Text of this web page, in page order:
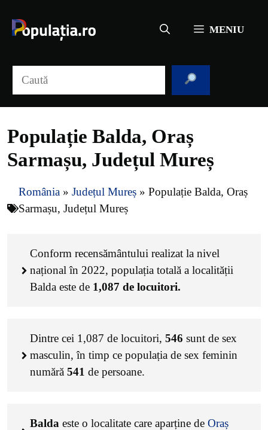
conținut
MENIU
Populație Balda, Oraș
Sarmașu, Județul Mureș
România » Județul Mureș » Populație Balda, Oraș
Sarmașu, Județul Mureș
Conform recensământului realizat la nivel
național în 2022, populația totală a localității
Balda este de 1,087 de locuitori.
Dintre cei 1,087 de locuitori, 546 sunt de sex
masculin, în timp ce populația de sex feminin
numără 541 de persoane.
Balda este o localitate care aparține de Oraș